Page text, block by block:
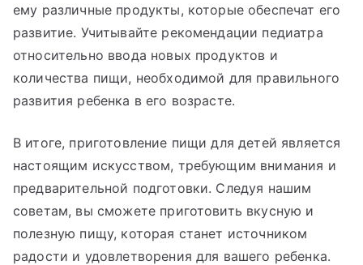
ему различные продукты, которые обеспечат его
развитие. Учитывайте рекомендации педиатра
относительно ввода новых продуктов и
количества пищи, необходимой для правильного
развития ребенка в его возрасте.
В итоге, приготовление пищи для детей является
настоящим искусством, требующим внимания и
предварительной подготовки. Следуя нашим
советам, вы сможете приготовить вкусную и
полезную пищу, которая станет источником
радости и удовлетворения для вашего ребенка.